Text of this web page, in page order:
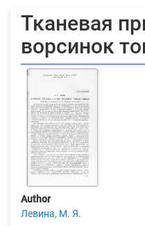
Тканевая
ворсинок
Author
Левина, М. Я.